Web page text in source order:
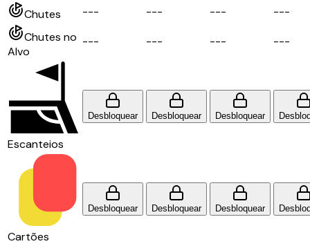
Chutes --- --- --- ---
Chutes no
Alvo
--- --- --- ---
Escanteios
Desbloquear Desbloquear Desbloquear
Cartões
Desbloquear Desbloquear Desbloquear